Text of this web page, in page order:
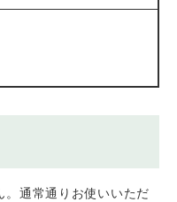
。通常通りお使いいただ